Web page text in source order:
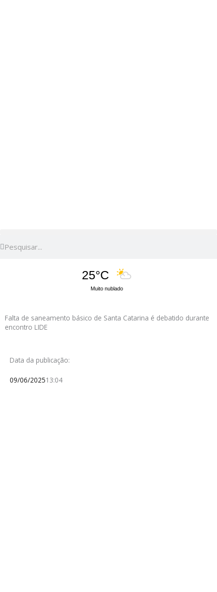
25°C
Muito nublado
Falta de saneamento básico de Santa Catarina é debatido durante
encontro LIDE
Data da publicação:
09/06/202513:04